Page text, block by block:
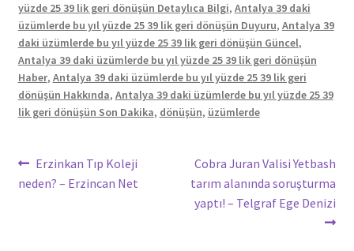
yüzde 25 39 lik geri dönüşün Detaylıca Bilgi, Antalya 39 daki
üzümlerde bu yıl yüzde 25 39 lik geri dönüşün Duyuru, Antalya 39
daki üzümlerde bu yıl yüzde 25 39 lik geri dönüşün Güncel,
Antalya 39 daki üzümlerde bu yıl yüzde 25 39 lik geri dönüşün
Haber, Antalya 39 daki üzümlerde bu yıl yüzde 25 39 lik geri
dönüşün Hakkında, Antalya 39 daki üzümlerde bu yıl yüzde 25 39
lik geri dönüşün Son Dakika, dönüşün, üzümlerde
Yazı
gezinmesi
Önceki
yazı:
Erzinkan Tıp Koleji
neden? – Erzincan Net
Sonraki
yazı:
Cobra Juran Valisi Yetbash
tarım alanında soruşturma
yaptı! – Telgraf Ege Denizi